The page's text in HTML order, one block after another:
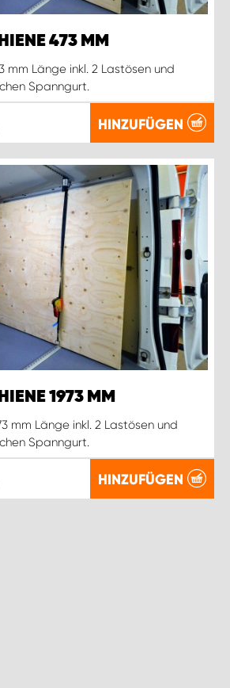
473 MM
mm Länge inkl. 2 Lastösen und
Spanngurt.
HINZUFÜGEN
1973 MM
mm Länge inkl. 2 Lastösen und
Spanngurt.
HINZUFÜGEN